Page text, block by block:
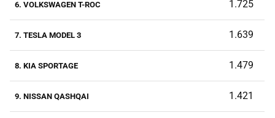
6. VOLKSWAGEN T-ROC 1.725
7. TESLA MODEL 3 1.639
8. KIA SPORTAGE 1.479
9. NISSAN QASHQAI 1.421